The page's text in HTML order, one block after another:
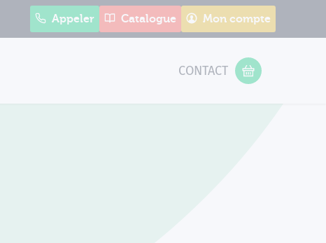
Appeler Catalogue Mon compte
CONTACT
VOTRE PANIER